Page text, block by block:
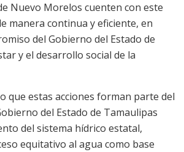
Nuevo Morelos cuenten con este
manera continua y eficiente, en
del Gobierno del Estado de
y el desarrollo social de la
que estas acciones forman parte del
del Estado de Tamaulipas
del sistema hídrico estatal,
equitativo al agua como base